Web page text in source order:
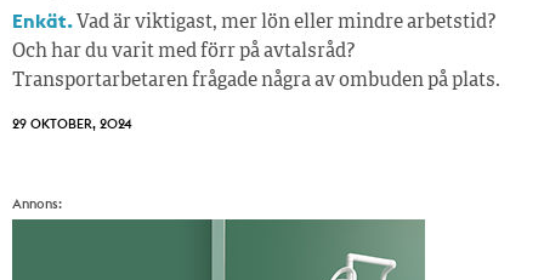
Enkät. Vad är viktigast, mer lön eller mindre arbetstid?
Och har du varit med förr på avtalsråd?
Transportarbetaren frågade några av ombuden på plats.
29 OKTOBER, 2024
Annons: